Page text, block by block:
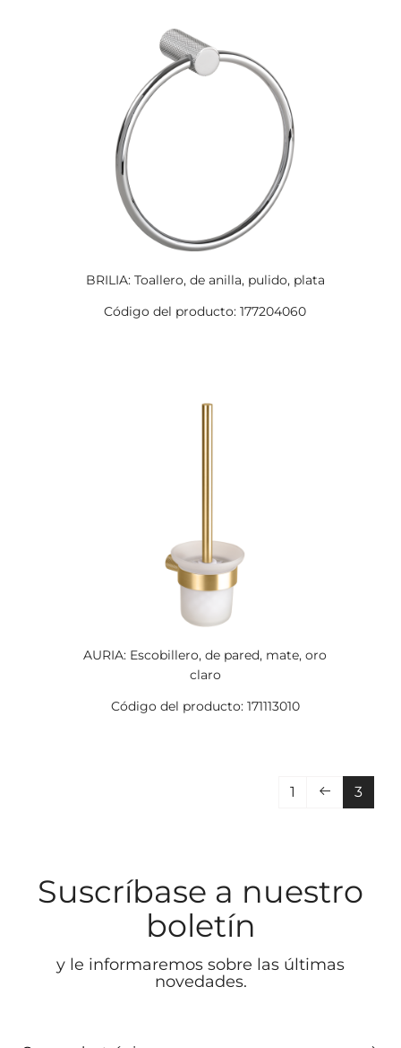
BRILIA: Toallero, de anilla, pulido, plata
Código del producto: 177204060
AURIA: Escobillero, de pared, mate, oro
claro
Código del producto: 171113010
1 3
Suscríbase a nuestro
boletín
y le informaremos sobre las últimas
novedades.